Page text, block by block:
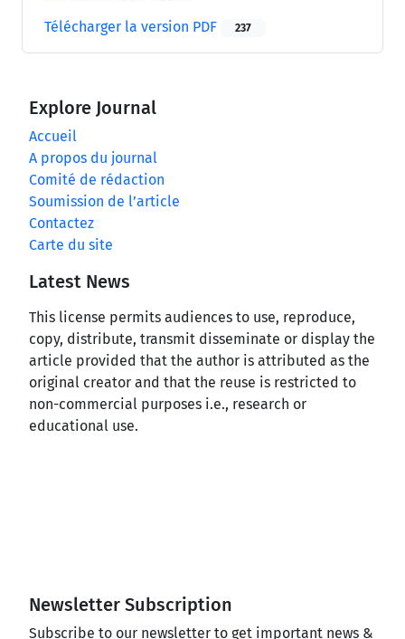
Télécharger la version PDF 237
Explore Journal
Accueil
A propos du journal
Comité de rédaction
Soumission de l’article
Contactez
Carte du site
Latest News
This license permits audiences to use, reproduce,
copy, distribute, transmit disseminate or display the
article provided that the author is attributed as the
original creator and that the reuse is restricted to
non-commercial purposes i.e., research or
educational use.
Newsletter Subscription
Subscribe to our newsletter to get important news &